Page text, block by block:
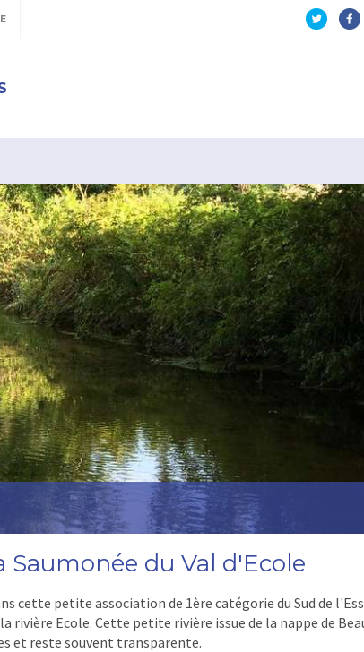
Saumonée du Val d'Ecole
cette petite association de 1ère catégorie du Sud de
rivière Ecole. Cette petite rivière issue de la nappe de
et reste souvent transparente.